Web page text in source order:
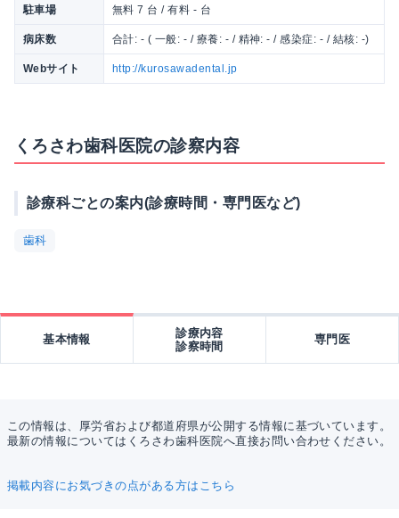
駐車場 無料 7 台 / 有料 - 台
病床数 合計: - ( 一般: - / 療養: - / 精神: - / 感染症: - / 結核: -)
Webサイト http://kurosawadental.jp
くろさわ歯科医院の診察内容
診療科ごとの案内(診療時間・専門医など)
歯科
基本情報
診療内容
診察時間
専門医
この情報は、厚労省および都道府県が公開する情報に基づいています。
最新の情報についてはくろさわ歯科医院へ直接お問い合わせください。
掲載内容にお気づきの点がある方はこちら